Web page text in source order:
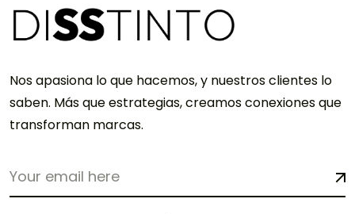
Nos apasiona lo que hacemos, y nuestros clientes lo
saben. Más que estrategias, creamos conexiones que
transforman marcas.